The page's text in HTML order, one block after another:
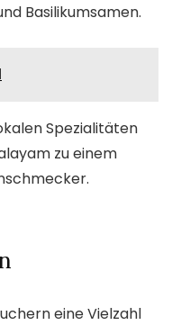
Basilikumsamen.
Spezialitäten
zu einem
eine Vielzahl